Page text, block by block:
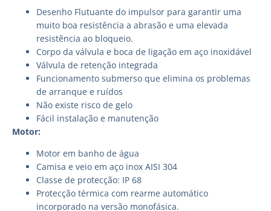
Desenho Flutuante do impulsor para garantir uma
muito boa resistência a abrasão e uma elevada
resistência ao bloqueio.
Corpo da válvula e boca de ligação em aço inoxidável
Válvula de retenção integrada
Funcionamento submerso que elimina os problemas
de arranque e ruídos
Não existe risco de gelo
Fácil instalação e manutenção
Motor:
Motor em banho de água
Camisa e veio em aço inox AISI 304
Classe de protecção: IP 68
Protecção térmica com rearme automático
incorporado na versão monofásica.